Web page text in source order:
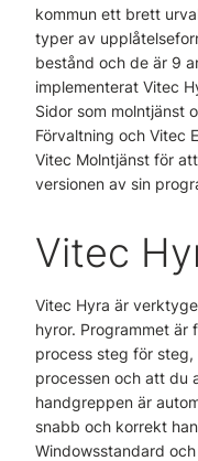
kommun ett brett
typer av
bestånd och de är 9
implementerat Vitec
Sidor som molntjänst
Förvaltning och Vitec
Vitec Molntjänst för
versionen av sin
Vitec
Vitec Hyra är
hyror. Programmet är
process steg för
processen och att du
handgreppen är
snabb och korrekt
Windowsstandard